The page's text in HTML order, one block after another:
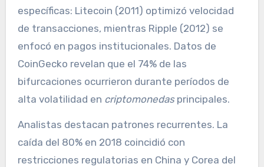
específicas: Litecoin (2011) optimizó velocidad
de transacciones, mientras Ripple (2012) se
enfocó en pagos institucionales. Datos de
CoinGecko revelan que el 74% de las
bifurcaciones ocurrieron durante períodos de
alta volatilidad en criptomonedasprincipales.
Analistas destacan patrones recurrentes. La
caída del 80% en 2018 coincidió con
restricciones regulatorias en China y Corea del